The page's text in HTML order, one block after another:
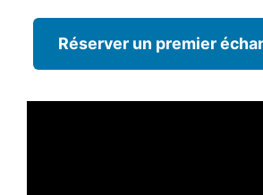
Réserver un premier